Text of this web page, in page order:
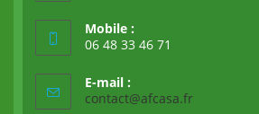
Mobile :
06 48 33 46 71
E-mail :
contact@afcasa.fr